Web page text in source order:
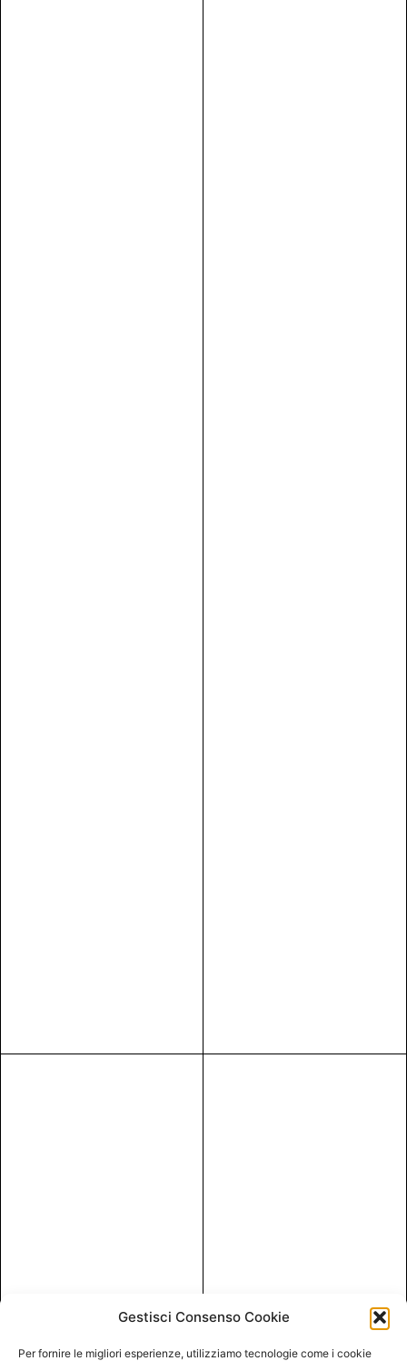
Gestisci Consenso Cookie
Per fornire le migliori esperienze, utilizziamo tecnologie come i cookie